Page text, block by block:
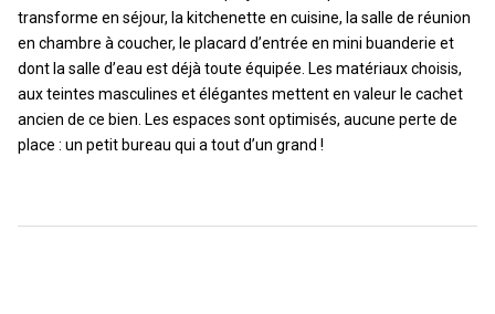
transforme en séjour, la kitchenette en cuisine, la salle de réunion
en chambre à coucher, le placard d’entrée en mini buanderie et
dont la salle d’eau est déjà toute équipée. Les matériaux choisis,
aux teintes masculines et élégantes mettent en valeur le cachet
ancien de ce bien. Les espaces sont optimisés, aucune perte de
place : un petit bureau qui a tout d’un grand !